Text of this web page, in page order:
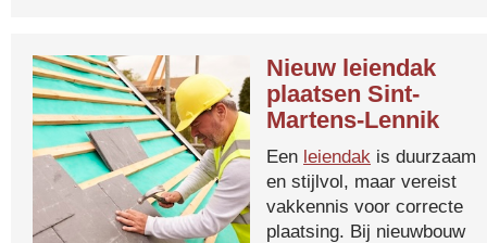
Nieuw leiendak
plaatsen Sint-
Martens-Lennik
Een leiendak is duurzaam
en stijlvol, maar vereist
vakkennis voor correcte
plaatsing. Bij nieuwbouw